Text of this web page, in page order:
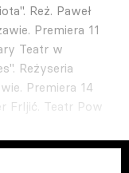
Reż. Paweł
Premiera 11
Teatr w
Reżyseria
Premiera 14
Frljić. Teatr Pow